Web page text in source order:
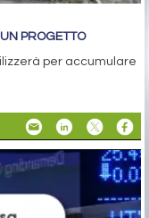
PROGETTO
per accumulare